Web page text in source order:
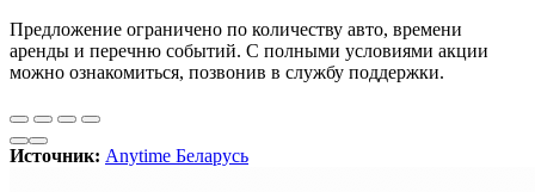
Предложение ограничено по количеству авто, времени
аренды и перечню событий. С полными условиями акции
можно ознакомиться, позвонив в службу поддержки.
Источник: Anytime Беларусь